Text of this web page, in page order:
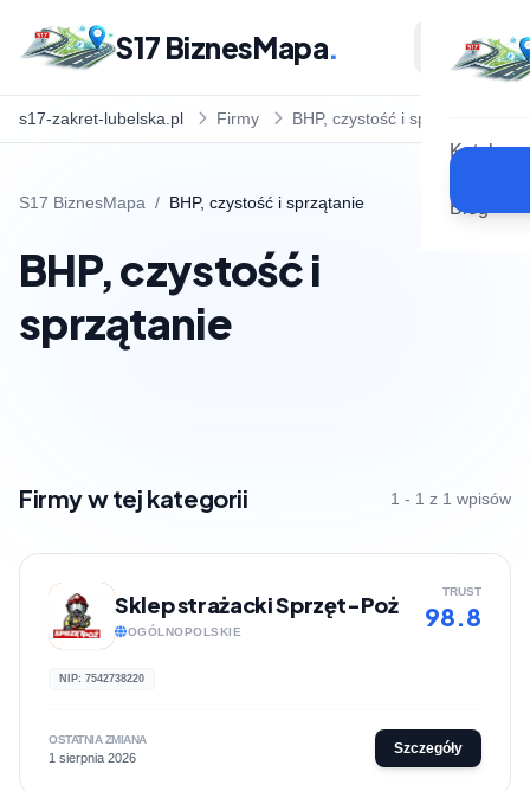
S17 BiznesMapa.
Katalog
Blog
s17-zakret-lubelska.pl Firmy BHP, czystość i sprzątanie
S17 BiznesMapa / BHP, czystość i sprzątanie
BHP, czystość i
sprzątanie
Firmy w tej kategorii 1 - 1 z 1 wpisów
Sklep strażacki Sprzęt-Poż
OGÓLNOPOLSKIE
TRUST
98.8
NIP: 7542738220
OSTATNIA ZMIANA
1 sierpnia 2026
Szczegóły